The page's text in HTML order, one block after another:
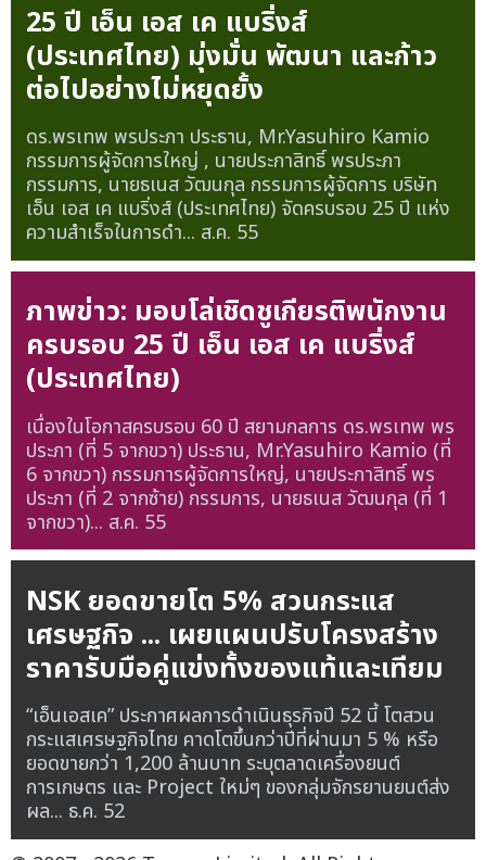
25 ปี เอ็น เอส เค แบริ่งส์
(ประเทศไทย) มุ่งมั่น พัฒนา และก้าว
ต่อไปอย่างไม่หยุดยั้ง
ดร.พรเทพ พรประภา ประธาน, Mr.Yasuhiro Kamio
กรรมการผู้จัดการใหญ่ , นายประกาสิทธิ์ พรประภา
กรรมการ, นายธเนส วัฒนกุล กรรมการผู้จัดการ บริษัท
เอ็น เอส เค แบริ่งส์ (ประเทศไทย) จัดครบรอบ 25 ปี แห่ง
ความสำเร็จในการดำ... ส.ค. 55
ภาพข่าว: มอบโล่เชิดชูเกียรติพนักงาน
ครบรอบ 25 ปี เอ็น เอส เค แบริ่งส์
(ประเทศไทย)
เนื่องในโอกาสครบรอบ 60 ปี สยามกลการ ดร.พรเทพ พร
ประภา (ที่ 5 จากขวา) ประธาน, Mr.Yasuhiro Kamio (ที่
6 จากขวา) กรรมการผู้จัดการใหญ่, นายประกาสิทธิ์ พร
ประภา (ที่ 2 จากซ้าย) กรรมการ, นายธเนส วัฒนกุล (ที่ 1
จากขวา)... ส.ค. 55
NSK ยอดขายโต 5% สวนกระแส
เศรษฐกิจ ... เผยแผนปรับโครงสร้าง
ราคารับมือคู่แข่งทั้งของแท้และเทียม
“เอ็นเอสเค” ประกาศผลการดำเนินธุรกิจปี 52 นี้ โตสวน
กระแสเศรษฐกิจไทย คาดโตขึ้นกว่าปีที่ผ่านมา 5 % หรือ
ยอดขายกว่า 1,200 ล้านบาท ระบุตลาดเครื่องยนต์
การเกษตร และ Project ใหม่ๆ ของกลุ่มจักรยานยนต์ส่ง
ผล... ธ.ค. 52